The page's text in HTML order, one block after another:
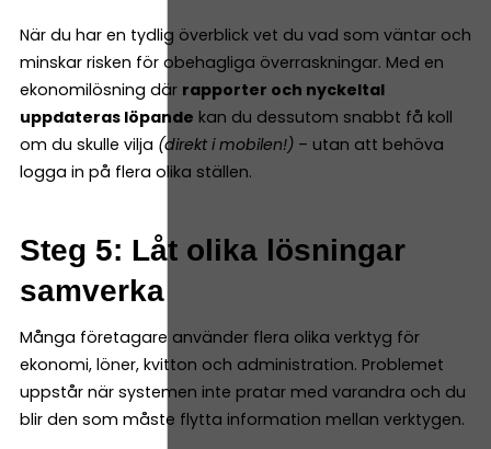
När du har en tydlig överblick vet du vad som väntar och
minskar risken för obehagliga överraskningar. Med en
ekonomilösning där rapporter och nyckeltal
uppdateras löpande kan du dessutom snabbt få koll
om du skulle vilja (direkt i mobilen!) – utan att behöva
logga in på flera olika ställen.
Steg 5: Låt olika lösningar
samverka
Många företagare använder flera olika verktyg för
ekonomi, löner, kvitton och administration. Problemet
uppstår när systemen inte pratar med varandra och du
blir den som måste flytta information mellan verktygen.